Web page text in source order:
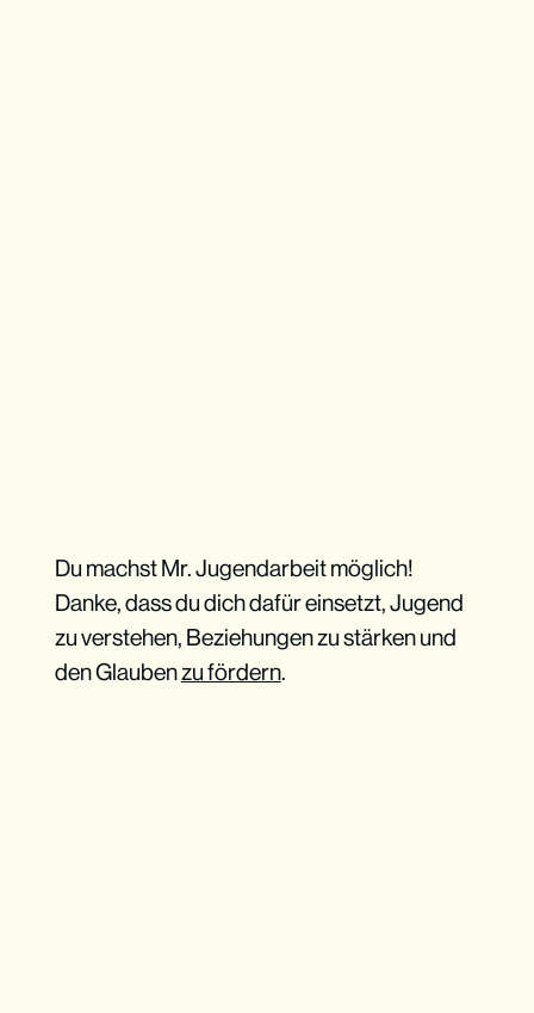
Du machst Mr. Jugendarbeit möglich!
Danke, dass du dich dafür einsetzt, Jugend
zu verstehen, Beziehungen zu stärken und
den Glaubenzu fördern.